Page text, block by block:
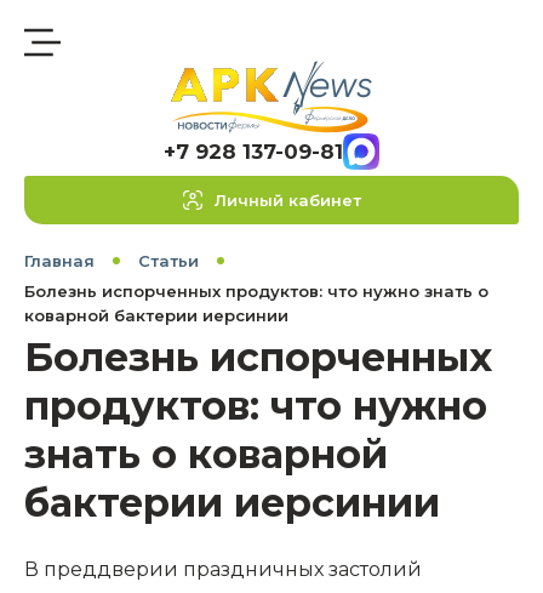
+7 928 137-09-81
Личный кабинет
Главная
Статьи
Болезнь испорченных продуктов: что нужно знать о
коварной бактерии иерсинии
Болезнь испорченных
продуктов: что нужно
знать о коварной
бактерии иерсинии
В преддверии праздничных застолий